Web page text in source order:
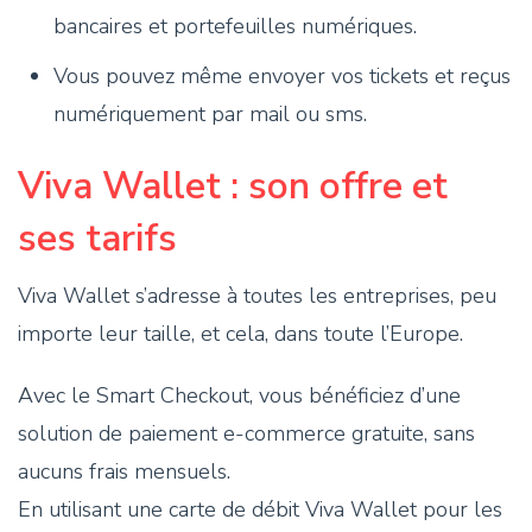
bancaires et portefeuilles numériques.
Vous pouvez même envoyer vos tickets et reçus
numériquement par mail ou sms.
Viva Wallet : son offre et
ses tarifs
Viva Wallet s’adresse à toutes les entreprises, peu
importe leur taille, et cela, dans toute l’Europe.
Avec le Smart Checkout, vous bénéficiez d’une
solution de paiement e-commerce gratuite, sans
aucuns frais mensuels.
En utilisant une carte de débit Viva Wallet pour les